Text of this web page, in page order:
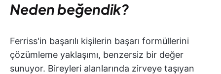
Neden beğendik?
Ferriss'in başarılı kişilerin başarı formüllerini
çözümleme yaklaşımı, benzersiz bir değer
sunuyor. Bireyleri alanlarında zirveye taşıyan